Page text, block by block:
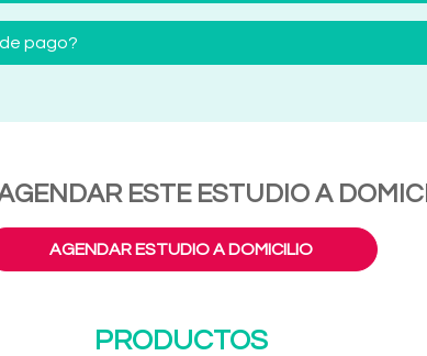
pago?
ESTE ESTUDIO A
AGENDAR ESTUDIO A DOMICILIO
PRODUCTOS